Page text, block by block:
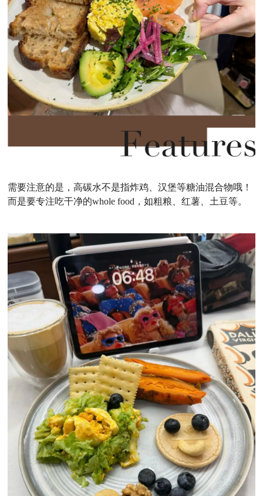
需要注意的是，高碳水不是指炸鸡、汉堡等糖油混合物哦！
而是要专注吃干净的whole food，如粗粮、红薯、土豆等。